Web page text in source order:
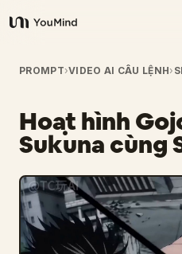
YouMind
Tổng quan
Các trường hợp sử dụng
Kỹ năng
Lời nhắc
PROMPT›VIDEO AI CÂU LỆNH›
Hoạt hình
Sukuna cùng